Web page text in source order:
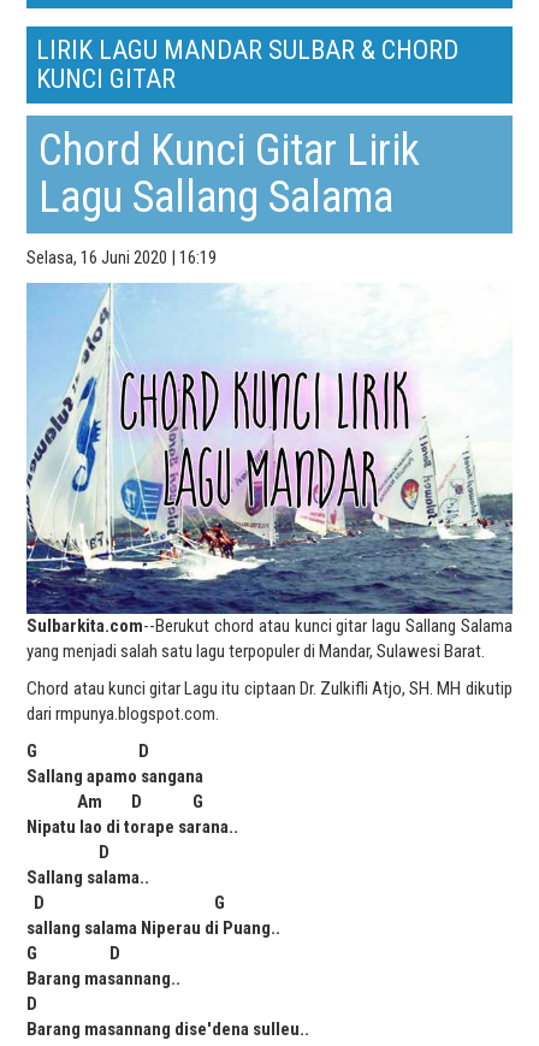
LIRIK LAGU MANDAR SULBAR & CHORD
KUNCI GITAR
Chord Kunci Gitar Lirik
Lagu Sallang Salama
Selasa, 16 Juni 2020 | 16:19
Sulbarkita.com--Berukut chord atau kunci gitar lagu Sallang Salama
yang menjadi salah satu lagu terpopuler di Mandar, Sulawesi Barat.
Chord atau kunci gitar Lagu itu ciptaan Dr. Zulkifli Atjo, SH. MH dikutip
dari rmpunya.blogspot.com.
G D
Sallang apamo sangana
Am D G
Nipatu lao di torape sarana..
D
Sallang salama..
D G
sallang salama Niperau di Puang..
G D
Barang masannang..
D
Barang masannang dise'dena sulleu..